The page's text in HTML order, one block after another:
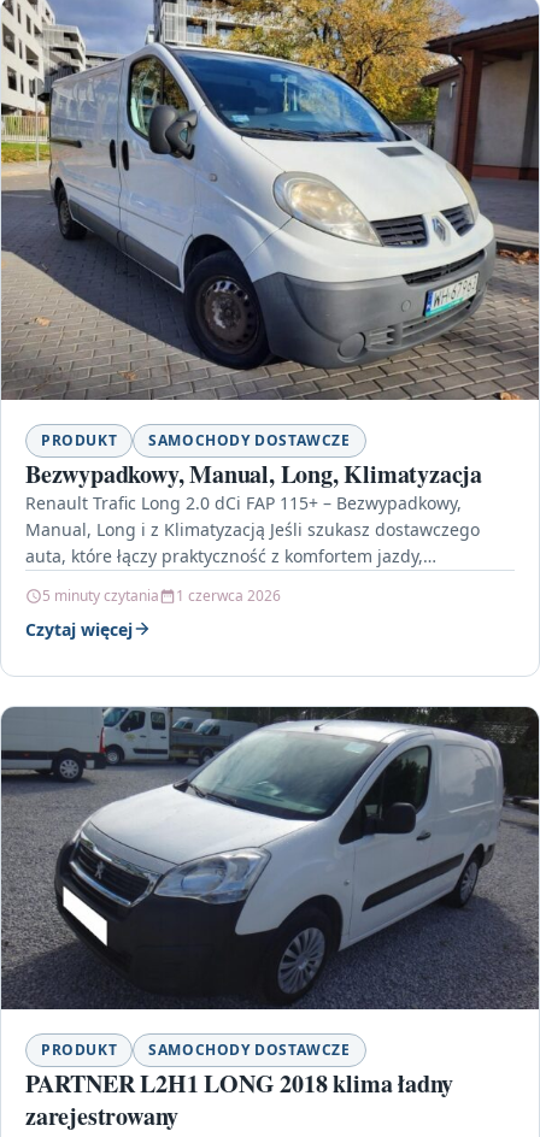
PRODUKT SAMOCHODY DOSTAWCZE
Bezwypadkowy, Manual, Long, Klimatyzacja
Renault Trafic Long 2.0 dCi FAP 115+ – Bezwypadkowy,
Manual, Long i z Klimatyzacją Jeśli szukasz dostawczego
auta, które łączy praktyczność z komfortem jazdy,…
5 minuty czytania 1 czerwca 2026
Czytaj więcej
PRODUKT SAMOCHODY DOSTAWCZE
PARTNER L2H1 LONG 2018 klima ładny
zarejestrowany